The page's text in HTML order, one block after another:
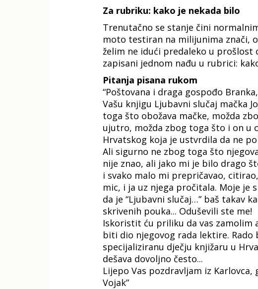
Za rubriku: kako je nekada bilo
Trenutačno se stanje čini
moto testiran na milijunima znači,
želim ne idući predaleko u prošlost
zapisani jednom nađu u rubrici:
Pitanja pisana rukom
“Poštovana i draga gospođo
Vašu knjigu Ljubavni slučaj mačka
toga što obožava mačke, možda
ujutro, možda zbog toga što i on u
Hrvatskog koja je ustvrdila da ne
Ali sigurno ne zbog toga što
nije znao, ali jako mi je bilo drago
i svako malo mi prepričavao,
mic, i ja uz njega pročitala. Moje
da je “Ljubavni slučaj…” baš takav
skrivenih pouka... Oduševili ste me!
Iskoristit ću priliku da vas zamolim
biti dio njegovog rada lektire. Rado
specijaliziranu dječju knjižaru u
dešava dovoljno često...
Lijepo Vas pozdravljam iz
Vojak”